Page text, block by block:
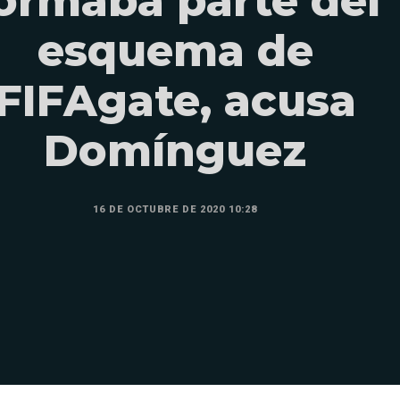
esquema de
acusa
Domínguez
16 DE OCTUBRE DE 2020 10:28